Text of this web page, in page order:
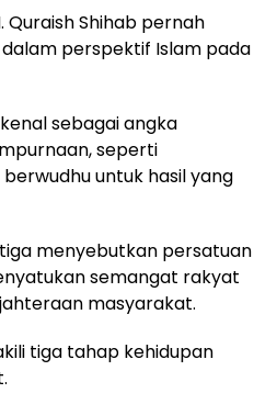
Quraish Shihab pernah
perspektif Islam pada
sebagai angka
seperti
untuk hasil yang
menyebutkan persatuan
semangat rakyat
masyarakat.
tiga tahap kehidupan